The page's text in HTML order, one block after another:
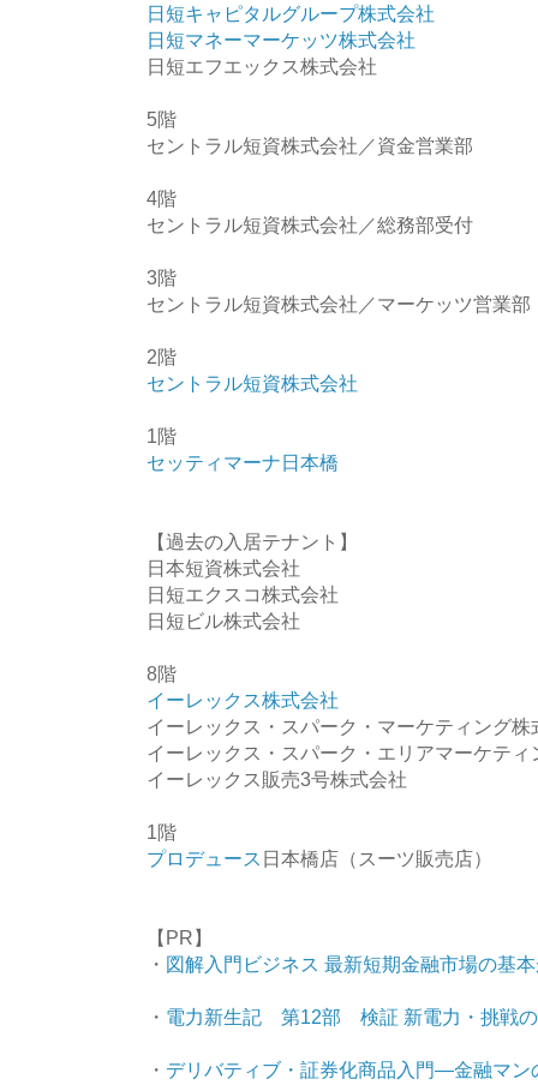
日短キャピタルグループ株式会社
日短マネーマーケッツ株式会社
日短エフエックス株式会社
5階
セントラル短資株式会社／資金営業部
4階
セントラル短資株式会社／総務部受付
3階
セントラル短資株式会社／マーケッツ営業部
2階
セントラル短資株式会社
1階
セッティマーナ日本橋
【過去の入居テナント】
日本短資株式会社
日短エクスコ株式会社
日短ビル株式会社
8階
イーレックス株式会社
イーレックス・スパーク・マーケティング株
イーレックス・スパーク・エリアマーケティ
イーレックス販売3号株式会社
1階
プロデュース 日本橋店（スーツ販売店）
【PR】
・ 図解入門ビジネス 最新短期金融市場の基
・ 電力新生記 第12部 検証 新電力・挑戦の
・ デリバティブ・証券化商品入門―金融マン